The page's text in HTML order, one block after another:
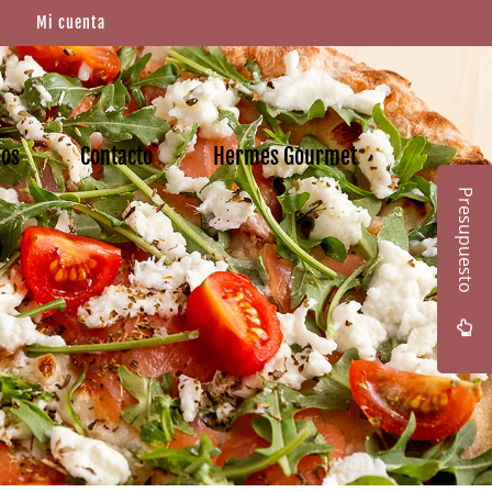
Mi cuenta
Contacto Hermes Gourmet
Presupuesto